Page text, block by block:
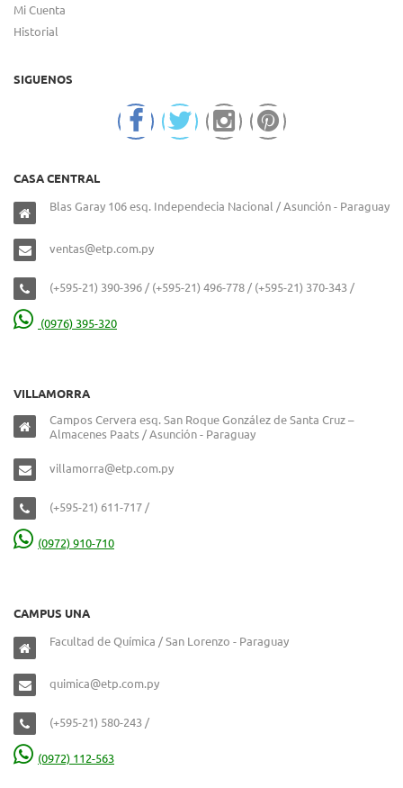
Mi Cuenta
Historial
SIGUENOS
CASA CENTRAL
Blas Garay 106 esq. Independecia Nacional / Asunción - Paraguay
ventas@etp.com.py
(+595-21) 390-396 / (+595-21) 496-778 / (+595-21) 370-343 /
(0976) 395-320
VILLAMORRA
Campos Cervera esq. San Roque González de Santa Cruz –
Almacenes Paats / Asunción - Paraguay
villamorra@etp.com.py
(+595-21) 611-717 /
(0972) 910-710
CAMPUS UNA
Facultad de Química / San Lorenzo - Paraguay
quimica@etp.com.py
(+595-21) 580-243 /
(0972) 112-563